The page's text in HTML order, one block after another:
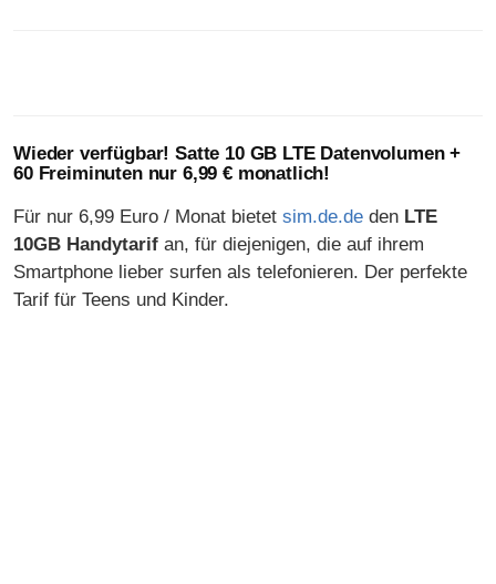
Wieder verfügbar! Satte 10 GB LTE Datenvolumen +
60 Freiminuten nur 6,99 € monatlich!
Für nur 6,99 Euro / Monat bietet sim.de.de den LTE
10GB Handytarif an, für diejenigen, die auf ihrem
Smartphone lieber surfen als telefonieren. Der perfekte
Tarif für Teens und Kinder.